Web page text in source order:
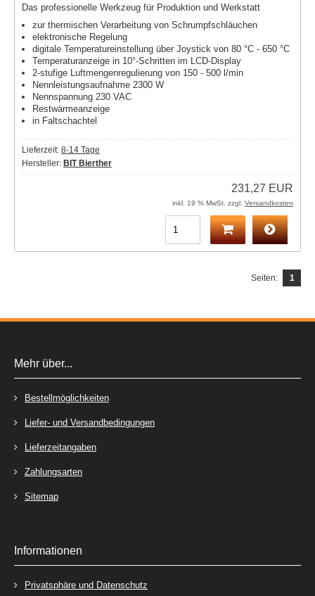
Das professionelle Werkzeug für Produktion und Werkstatt
zur thermischen Verarbeitung von Schrumpfschläuchen
elektronische Regelung
digitale Temperatureinstellung über Joystick von 80 °C - 650 °C
Temperaturanzeige in 10°-Schritten im LCD-Display
2-stufige Luftmengenregulierung von 150 - 500 l/min
Nennleistungsaufnahme 2300 W
Nennspannung 230 VAC
Restwärmeanzeige
in Faltschachtel
Lieferzeit: 8-14 Tage
Hersteller: BIT Bierther
231,27 EUR
inkl. 19 % MwSt. zzgl. Versandkosten
Seiten: 1
Mehr über...
Bestellmöglichkeiten
Liefer- und Versandbedingungen
Lieferzeitangaben
Zahlungsarten
Sitemap
Informationen
Privatsphäre und Datenschutz